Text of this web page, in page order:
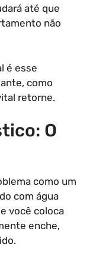
até que
não
é esse
como
retorne.
O
como um
com água
você coloca
enche,